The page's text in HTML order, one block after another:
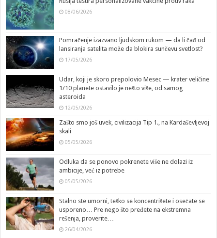
08/06/2026
Pomračenje izazvano ljudskom rukom — da li čađ od
lansiranja satelita može da blokira sunčevu svetlost?
17/05/2026
Udar, koji je skoro prepolovio Mesec — krater veličine
1/10 planete ostavilo je nešto više, od samog
asteroida
12/05/2026
Zašto smo još uvek, civilizacija Tip 1., na Kardaševljevoj
skali
05/05/2026
Odluka da se ponovo pokrenete više ne dolazi iz
ambicije, već iz potrebe
05/05/2026
Stalno ste umorni, teško se koncentrišete i osećate se
usporeno… Pre nego što pređete na ekstremna
rešenja, proverite…
26/04/2026